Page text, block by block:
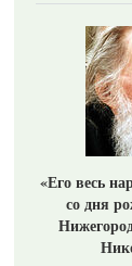
«Его весь
со дня